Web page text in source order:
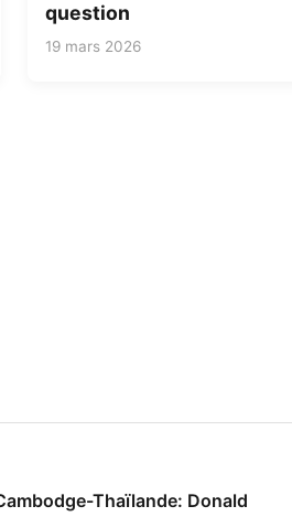
question
19 mars 2026
Thaïlande: Donald